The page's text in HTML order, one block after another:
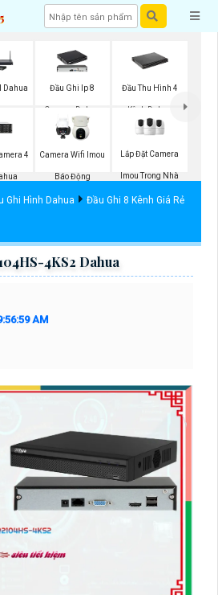
Dahua Đầu Ghi Ip 8
Camera Dahua
Đầu Thu Hình 4
Kênh Dahua
4 Camera Wifi Imou
Báo Động
Lắp Đặt Camera
Imou Trong Nhà
Ghi Hình Dahua
Đầu Ghi 8 Kênh Giá Rẻ
4KS2 Dahua
AM